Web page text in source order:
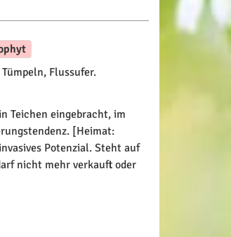
Flussufer.
Teichen eingebracht, im
[Heimat:
Potenzial. Steht auf
nicht mehr verkauft oder